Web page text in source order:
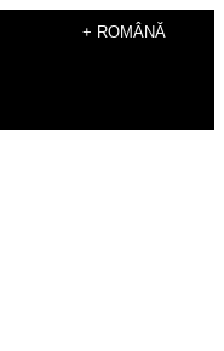
+ ROMÂNĂ